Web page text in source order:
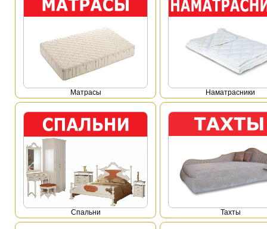
Mатрасы Наматрасники
Спальни Тахты